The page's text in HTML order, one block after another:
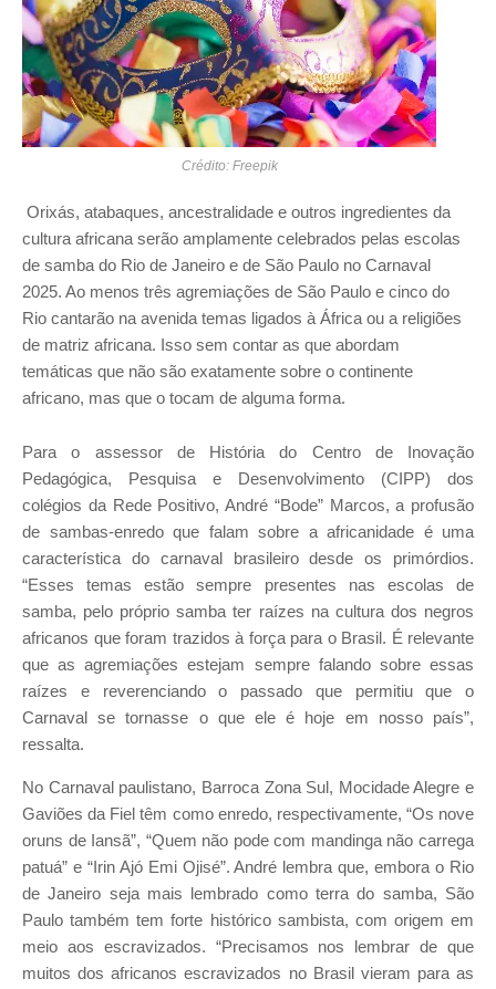
Crédito: Freepik
Orixás, atabaques, ancestralidade e outros ingredientes da
cultura africana serão amplamente celebrados pelas escolas
de samba do Rio de Janeiro e de São Paulo no Carnaval
2025. Ao menos três agremiações de São Paulo e cinco do
Rio cantarão na avenida temas ligados à África ou a religiões
de matriz africana. Isso sem contar as que abordam
temáticas que não são exatamente sobre o continente
africano, mas que o tocam de alguma forma.
Para o assessor de História do Centro de Inovação
Pedagógica, Pesquisa e Desenvolvimento (CIPP) dos
colégios da Rede Positivo, André “Bode” Marcos, a profusão
de sambas-enredo que falam sobre a africanidade é uma
característica do carnaval brasileiro desde os primórdios.
“Esses temas estão sempre presentes nas escolas de
samba, pelo próprio samba ter raízes na cultura dos negros
africanos que foram trazidos à força para o Brasil. É relevante
que as agremiações estejam sempre falando sobre essas
raízes e reverenciando o passado que permitiu que o
Carnaval se tornasse o que ele é hoje em nosso país”,
ressalta.
No Carnaval paulistano, Barroca Zona Sul, Mocidade Alegre e
Gaviões da Fiel têm como enredo, respectivamente, “Os nove
oruns de Iansã”, “Quem não pode com mandinga não carrega
patuá” e “Irin Ajó Emi Ojisé”. André lembra que, embora o Rio
de Janeiro seja mais lembrado como terra do samba, São
Paulo também tem forte histórico sambista, com origem em
meio aos escravizados. “Precisamos nos lembrar de que
muitos dos africanos escravizados no Brasil vieram para as